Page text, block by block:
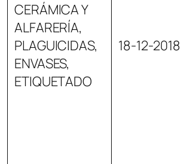
CERÁMICA Y
ALFARERÍA,
PLAGUICIDAS,
ENVASES,
ETIQUETADO
18-12-2018